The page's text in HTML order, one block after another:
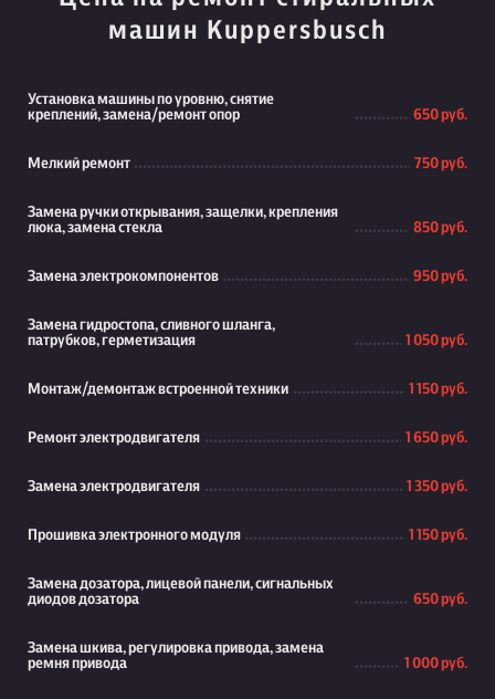
машин Kuppersbusch
Установка машины по уровню, снятие
креплений, замена/ремонт опор
650 руб.
Мелкий ремонт 750 руб.
Замена ручки открывания, защелки, крепления
люка, замена стекла
850 руб.
Замена электрокомпонентов 950 руб.
Замена гидростопа, сливного шланга,
патрубков, герметизация
1 050 руб.
Монтаж/демонтаж встроенной техники 1 150 руб.
Ремонт электродвигателя 1 650 руб.
Замена электродвигателя 1 350 руб.
Прошивка электронного модуля 1 150 руб.
Замена дозатора, лицевой панели, сигнальных
диодов дозатора
650 руб.
Замена шкива, регулировка привода, замена
ремня привода
1 000 руб.